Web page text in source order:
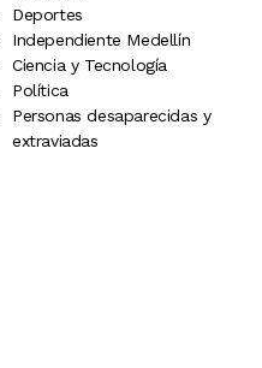
Deportes
Independiente Medellín
Ciencia y Tecnología
Política
Personas desaparecidas y
extraviadas